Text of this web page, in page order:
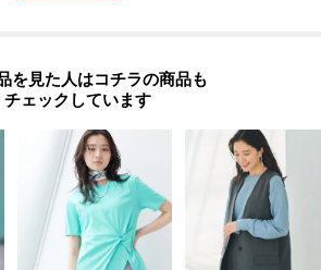
を見た人はコチラの商品も
チェックしています